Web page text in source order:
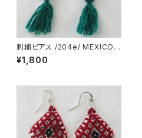
刺繍ピアス /204e/ MEXICO
メキシコ
¥1,800